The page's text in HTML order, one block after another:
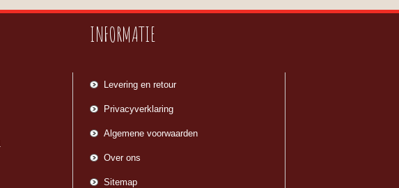
INFORMATIE
Levering en retour
Privacyverklaring
Algemene voorwaarden
Over ons
Sitemap